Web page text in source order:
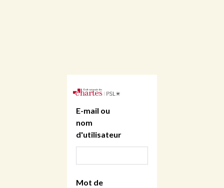
E-mail ou
nom
d'utilisateur
Mot de